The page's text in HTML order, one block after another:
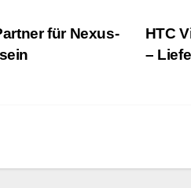
HTC
–
für Nexus-